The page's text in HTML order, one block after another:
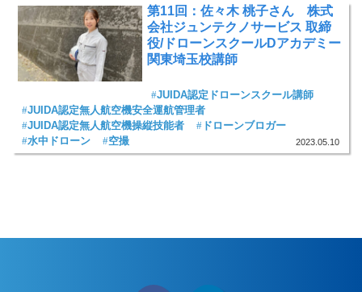
第11回：佐々木 桃子さん 株式
会社ジュンテクノサービス 取締
役/ドローンスクールDアカデミー
関東埼玉校講師
2023.05.10
JUIDA認定ドローンスクール講師
JUIDA認定無人航空機安全運航管理者
JUIDA認定無人航空機操縦技能者
ドローンブロガー
水中ドローン
空撮